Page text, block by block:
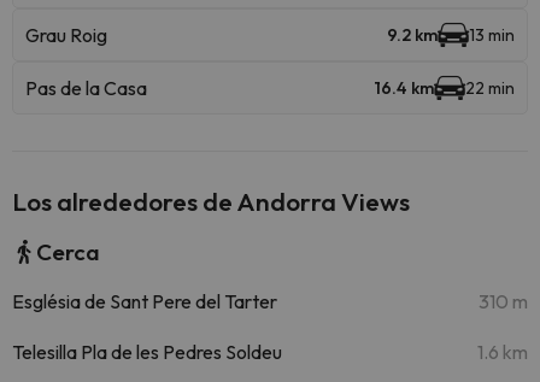
Grau Roig 9.2 km 13 min
Pas de la Casa 16.4 km 22 min
Los alrededores de Andorra Views
Cerca
Església de Sant Pere del Tarter 310 m
Telesilla Pla de les Pedres Soldeu 1.6 km